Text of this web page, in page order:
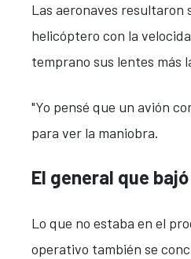
Las aeronaves resultaron
helicóptero con la
temprano sus lentes más
"Yo pensé que un avión
para ver la maniobra.
El general que
Lo que no estaba en el
operativo también se